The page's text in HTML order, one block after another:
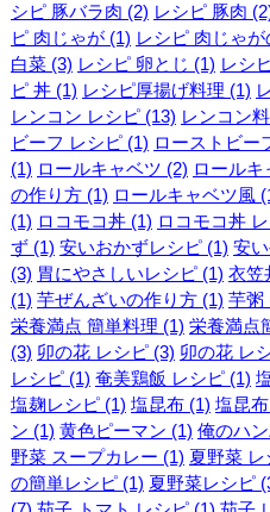
シピ 豚バラ肉 (2) レシピ 豚肉
ピ 肉じゃが (1) レシピ 肉じゃ
白菜 (3) レシピ 卵とじ (1) レシ
ピ 丼 (1) レシピ厚揚げ料理 (1)
レンコン レシピ (13) レンコン
ビーフ レシピ (1) ローストビー
(1) ロールキャベツ (2) ロールキ
の作り方 (1) ロールキャベツ風
(1) ロコモコ丼 (1) ロコモコ丼
ず (1) 安いおかずレシピ (1) 安
(3) 胃にやさしいレシピ (1) 衣笠
(1) 芋ぜんざいの作り方 (1) 芋粥
栄養満点 簡単料理 (1) 栄養満点
(3) 卯の花 レシピ (3) 卯の花 レ
レシピ (1) 奄美鶏飯 レシピ (1)
塩麹レシピ (1) 塩昆布 (1) 塩昆
ン (1) 黄色ピーマン (1) 俺のハ
野菜 スープカレー (1) 夏野菜 レ
の簡単レシピ (1) 夏野菜レシピ